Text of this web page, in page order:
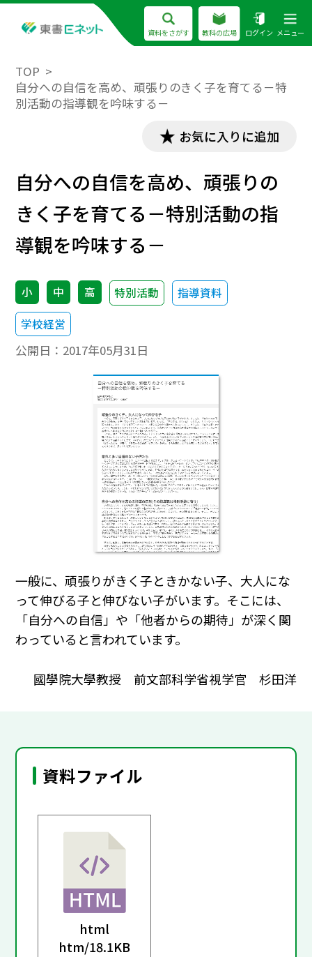
資料をさがす 教科の広場 ログイン メニュー
TOP
自分への自信を高め、頑張りのきく子を育てる－特
別活動の指導観を吟味する－
お気に入りに追加
自分への自信を高め、頑張りの
きく子を育てる－特別活動の指
導観を吟味する－
小 中 高 特別活動
指導資料
学校経営
公開日： 2017年05月31日
一般に、頑張りがきく子ときかない子、大人にな
って伸びる子と伸びない子がいます。そこには、
「自分への自信」や「他者からの期待」が深く関
わっていると言われています。
國學院大學教授 前文部科学省視学官 杉田洋
資料ファイル
html
htm/18.1KB